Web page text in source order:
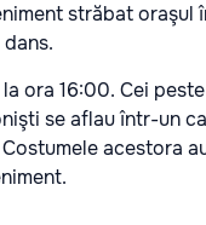
străbat oraşul
ora 16:00. Cei
se aflau într-un
acestora